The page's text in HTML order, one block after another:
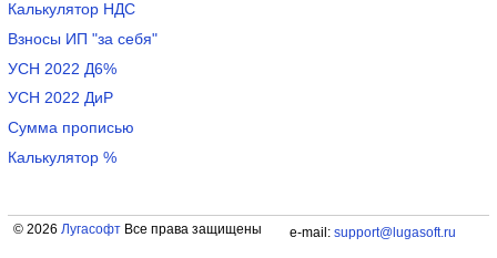
Калькулятор НДС
Взносы ИП "за себя"
УСН 2022 Д6%
УСН 2022 ДиР
Сумма прописью
Калькулятор %
© 2026 ЛугасофтВсе права защищены e-mail: support@lugasoft.ru